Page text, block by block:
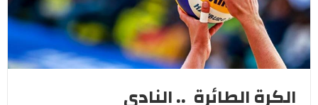
الكرة الطائرة .. النادي